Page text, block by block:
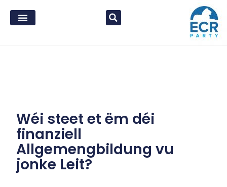
Wéi steet et ëm déi
finanziell
Allgemengbildung vu
jonke Leit?